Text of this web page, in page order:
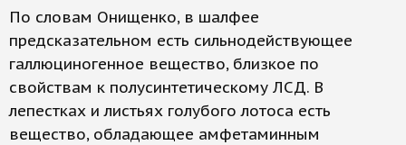
По словам Онищенко, в шалфее
предсказательном есть сильнодействующее
галлюциногенное вещество, близкое по
свойствам к полусинтетическому ЛСД. В
лепестках и листьях голубого лотоса есть
вещество, обладающее амфетаминным